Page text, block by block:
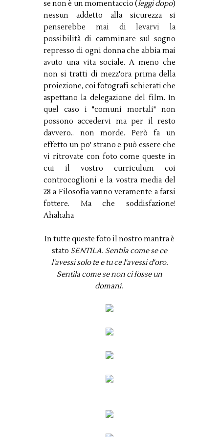
se non è un momentaccio (leggi dopo)
nessun addetto alla sicurezza si
penserebbe mai di levarvi la
possibilità di camminare sul sogno
represso di ogni donna che abbia mai
avuto una vita sociale. A meno che
non si tratti di mezz'ora prima della
proiezione, coi fotografi schierati che
aspettano la delegazione del film. In
quel caso i "comuni mortali" non
possono accedervi ma per il resto
davvero.. non morde. Però fa un
effetto un po' strano e può essere che
vi ritrovate con foto come queste in
cui il vostro curriculum coi
controcoglioni e la vostra media del
28 a Filosofia vanno veramente a farsi
fottere. Ma che soddisfazione!
Ahahaha
In tutte queste foto il nostro mantra è
stato SENTILA. Sentila come se ce
l'avessi solo te e tu ce l'avessi d'oro.
Sentila come se non ci fosse un
domani.